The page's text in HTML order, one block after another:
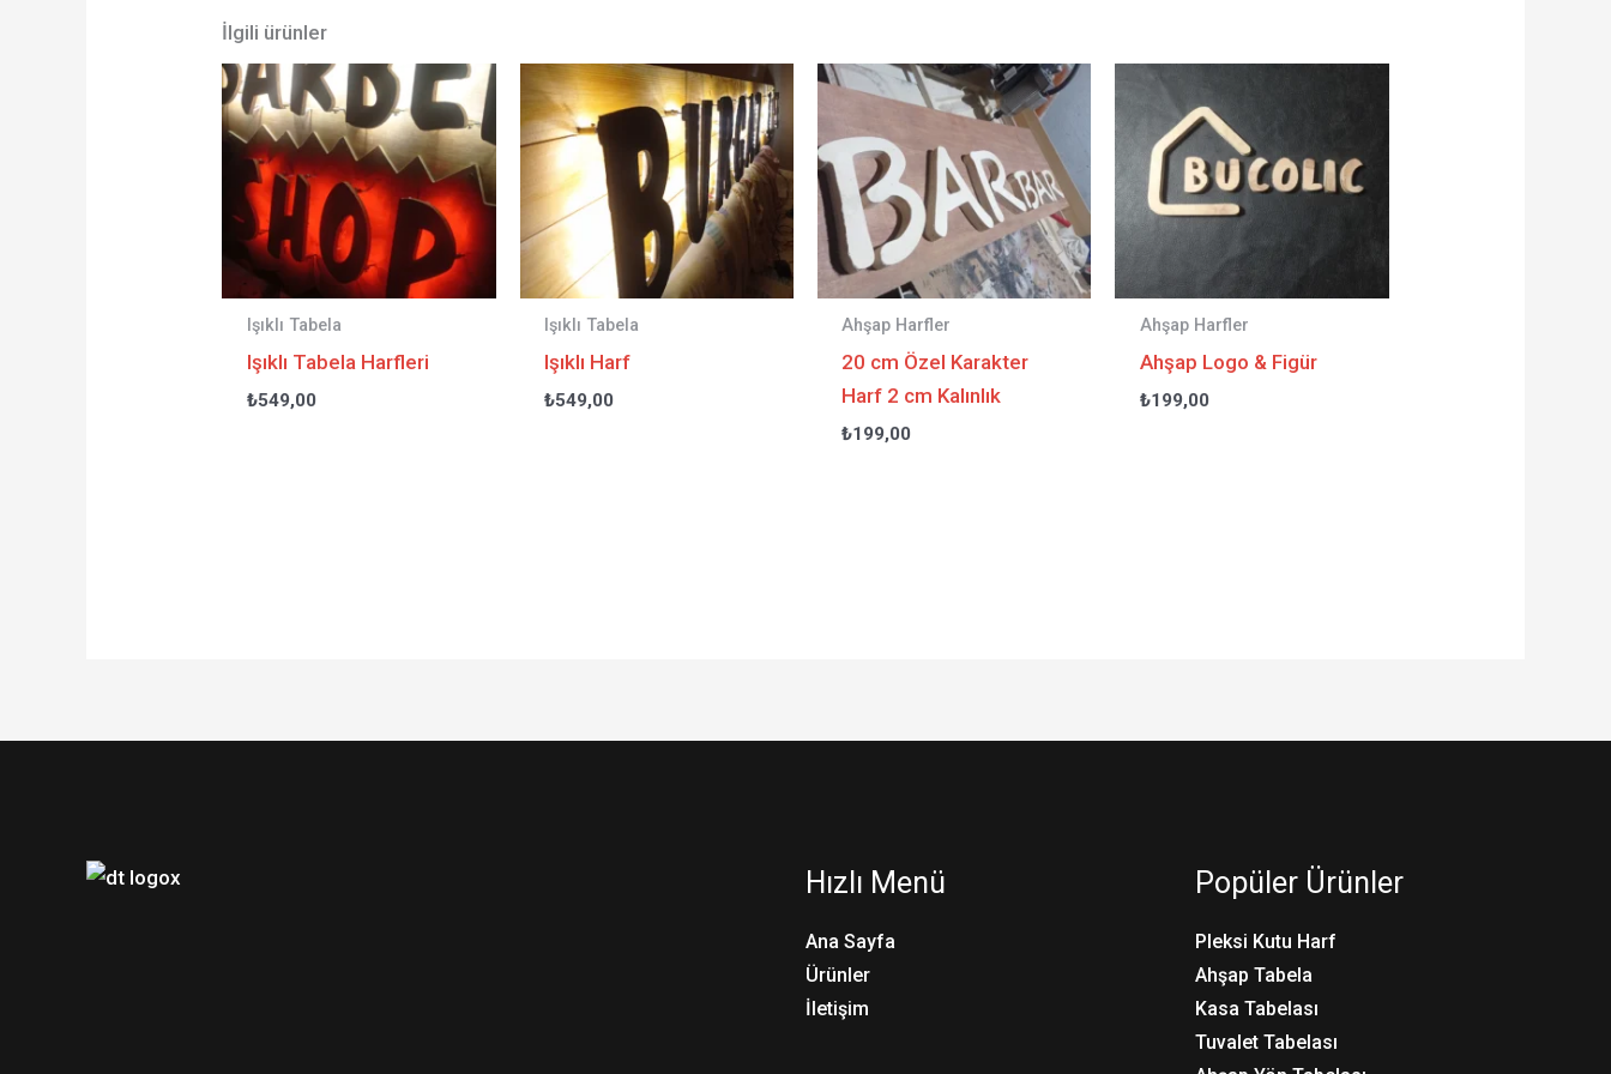
İlgili ürünler
Işıklı Tabela
Işıklı Tabela Harfleri
₺549,00
Işıklı Tabela
Işıklı Harf
₺549,00
Ahşap Harfler
20 cm Özel Karakter
Harf 2 cm Kalınlık
₺199,00
Ahşap Harfler
Ahşap Logo & Figür
₺199,00
Hızlı Menü
Ana Sayfa
Ürünler
İletişim
Popüler Ürünler
Pleksi Kutu Harf
Ahşap Tabela
Kasa Tabelası
Tuvalet Tabelası